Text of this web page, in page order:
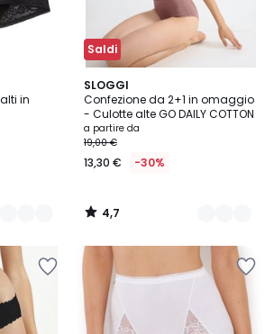
in
Saldi
SLOGGI
Confezione da 2+1 in omaggio
- Culotte alte GO DAILY COTTON
a partire da
19,00 €
13,30 € -30%
4,7
/ 5
3
Colori
4,7
/